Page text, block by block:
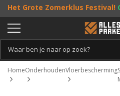
Het Grote Zomerklus Festival!
bestelling vanaf €25, entoffe
Persoonlijk & gratis advies:013 - 207
HomeOnderhoudenVloerbescherming